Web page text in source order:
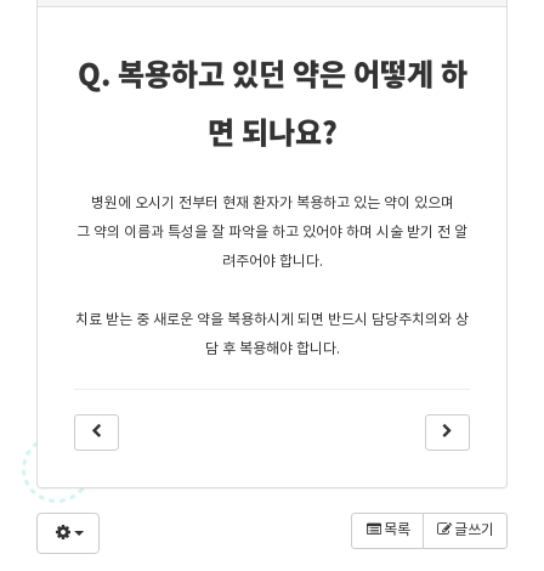
Q. 복용하고 있던 약은 어떻게 하
면 되나요?
병원에 오시기 전부터 현재 환자가 복용하고 있는 약이 있으며
그 약의 이름과 특성을 잘 파악을 하고 있어야 하며 시술 받기 전 알
려주어야 합니다.
치료 받는 중 새로운 약을 복용하시게 되면 반드시 담당주치의와 상
담 후 복용해야 합니다.
목록 글쓰기